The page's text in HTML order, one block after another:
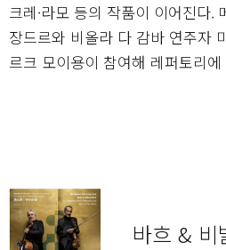
크레·라모 등의 작품이 이어진다.
장드르와 비올라 다 감바 연주자
르크 모이용이 참여해 레퍼토리
바흐 & 비